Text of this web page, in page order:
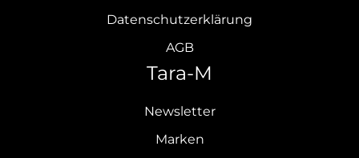
Datenschutzerklärung
AGB
Tara-M
Newsletter
Marken